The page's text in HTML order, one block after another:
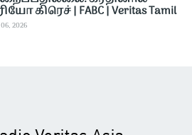
கிரெச் | FABC | Veritas Tamil
2026